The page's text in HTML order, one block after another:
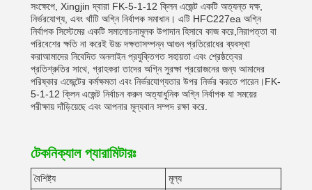
সংক্ষেপে, Xingjin দ্বারা FK-5-1-12 ক্লিন এজেন্ট একটি অত্যন্ত দক্ষ,
নির্ভরযোগ্য, এবং খাঁটি অগ্নি নির্বাপক সমাধান। এটি HFC227ea অগ্নি
নির্বাপক সিস্টেমের একটি সমালোচনামূলক উপাদান হিসাবে কাজ করে,নিরাপত্তা বা
পরিবেশের ক্ষতি না করেই উচ্চ দক্ষতাসম্পন্ন আগুন প্রতিরোধের ব্যবস্থা
করাআমাদের নিবেদিত অনলাইন প্রযুক্তিগত সহায়তা এবং শ্রেষ্ঠত্বের
প্রতিশ্রুতির সাথে, গ্রাহকরা তাদের অগ্নি সুরক্ষা প্রয়োজনের জন্য আমাদের
পরিষ্কার এজেন্টের কর্মক্ষমতা এবং নির্ভরযোগ্যতার উপর নির্ভর করতে পারেন।FK-
5-1-12 ক্লিন এজেন্ট নির্বাচন করুন অত্যাধুনিক অগ্নি নির্বাপক যা সময়ের
পরীক্ষায় দাঁড়িয়েছে এবং আপনার মূল্যবান সম্পদ রক্ষা করে.
টেকনিক্যাল প্যারামিটারঃ
বৈশিষ্ট্য
মূল্য